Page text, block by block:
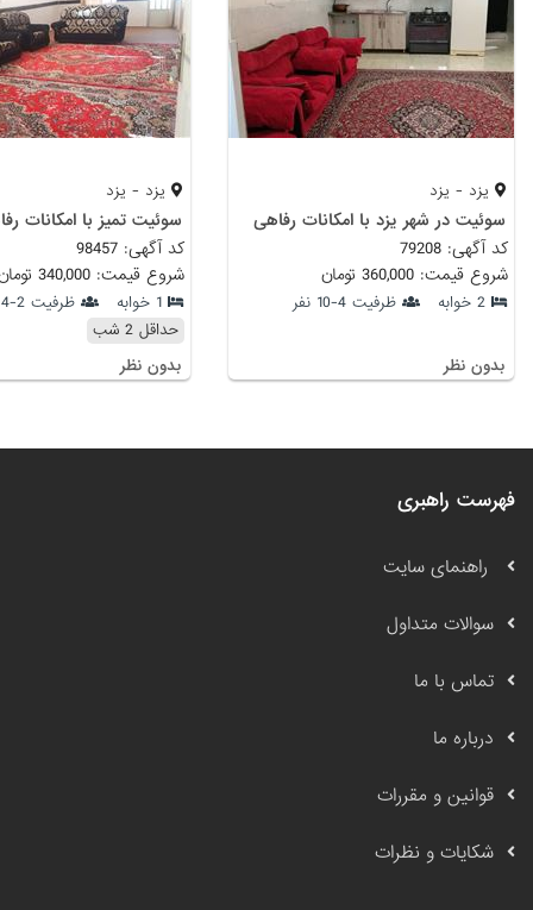
یزد - یزد
سوئیت در شهر یزد با امکانات رفاهی
کد آگهی: 79208
شروع قیمت: 360,000 تومان
2 خوابه ظرفیت 4-10 نفر
بدون نظر
یزد - یزد
کد آگهی: 98457
شروع قیمت: 340,000 تومان
1 خوابه
ظرفیت 2-4 نفر
حداقل 2 شب
بدون نظر
فهرست راهبری
راهنمای سایت
سوالات متداول
تماس با ما
درباره ما
قوانین و مقررات
شکایات و نظرات